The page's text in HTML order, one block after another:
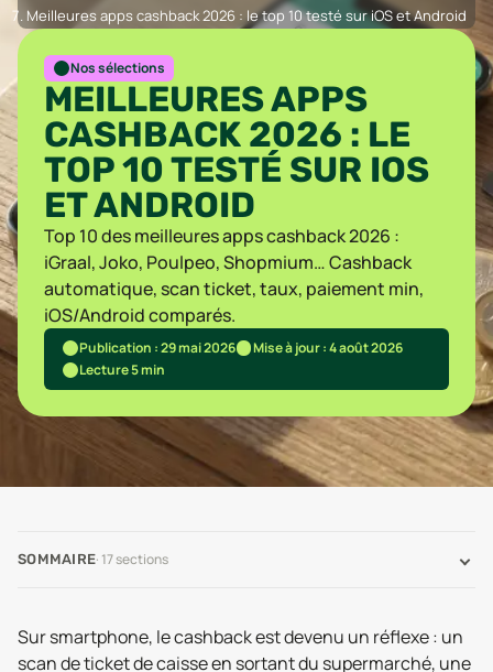
Meilleures apps cashback 2026 : le top 10 testé sur iOS et Android
Nos sélections
MEILLEURES APPS
CASHBACK 2026 : LE
TOP 10 TESTÉ SUR IOS
ET ANDROID
Top 10 des meilleures apps cashback 2026 :
iGraal, Joko, Poulpeo, Shopmium… Cashback
automatique, scan ticket, taux, paiement min,
iOS/Android comparés.
Publication : 29 mai 2026
Mise à jour : 4 août 2026
Lecture 5 min
SOMMAIRE· 17sections
Sur smartphone, le cashback est devenu un réflexe : un
scan de ticket de caisse en sortant du supermarché, une